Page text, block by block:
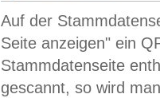
Auf der
Seite anzeigen" ein
Stammdatenseite
gescannt, so wird